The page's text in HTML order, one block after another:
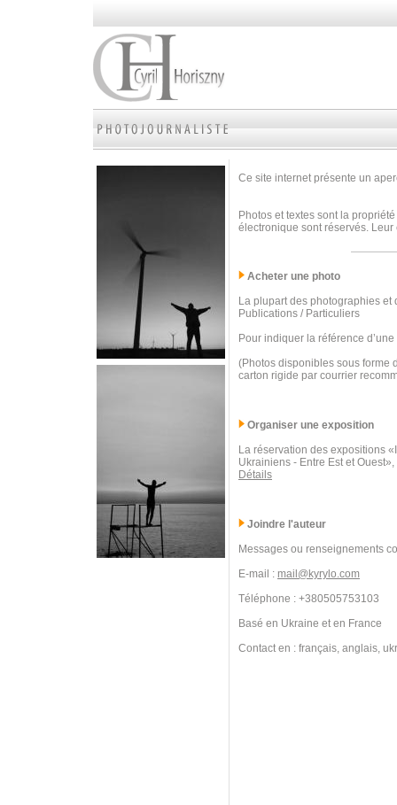
Ce site internet présente un
Photos et textes sont la
électronique sont réservés.
Acheter une photo
La plupart des photographies
Publications / Particuliers
Pour indiquer la référence
(Photos disponibles sous forme
carton rigide par courrier
Organiser une exposition
La réservation des expositions
Ukrainiens - Entre Est et
Détails
Joindre l'auteur
Messages ou renseignements
E-mail : mail@kyrylo.com
Téléphone : +380505753103
Basé en Ukraine et en France
Contact en : français, anglais,